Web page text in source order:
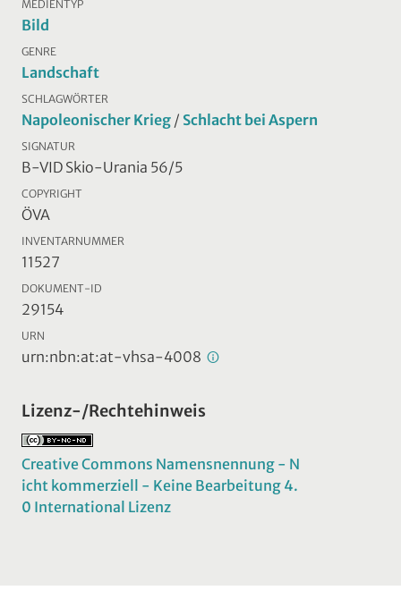
MEDIENTYP
Bild
GENRE
Landschaft
SCHLAGWÖRTER
Napoleonischer Krieg / Schlacht bei Aspern
SIGNATUR
B-VID Skio-Urania 56/5
COPYRIGHT
ÖVA
INVENTARNUMMER
11527
DOKUMENT-ID
29154
URN
urn:nbn:at:at-vhsa-4008
Lizenz-/Rechtehinweis
Creative Commons Namensnennung - N
icht kommerziell - Keine Bearbeitung 4.
0 International Lizenz